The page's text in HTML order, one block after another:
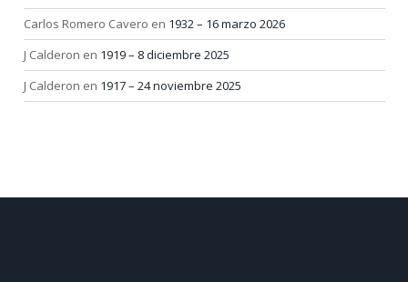
Carlos Romero Cavero en 1932 – 16 marzo 2026
J Calderon en 1919 – 8 diciembre 2025
J Calderon en 1917 – 24 noviembre 2025